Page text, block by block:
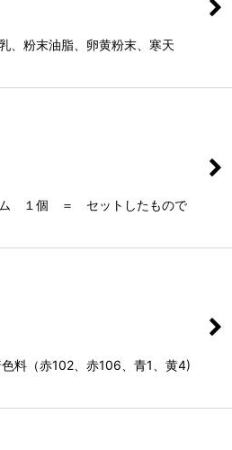
、粉末油脂、卵黄粉末、寒天
ム １個 ＝ セットしたもので
料（赤102、赤106、青1、黄4)